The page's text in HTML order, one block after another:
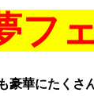
フ
豪華にたくさ